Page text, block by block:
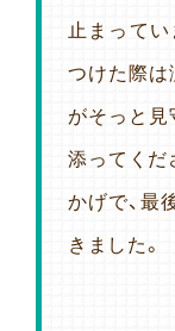
止まってい
つけた際は
がそっと見
添ってくだ
かげで、最
きました。